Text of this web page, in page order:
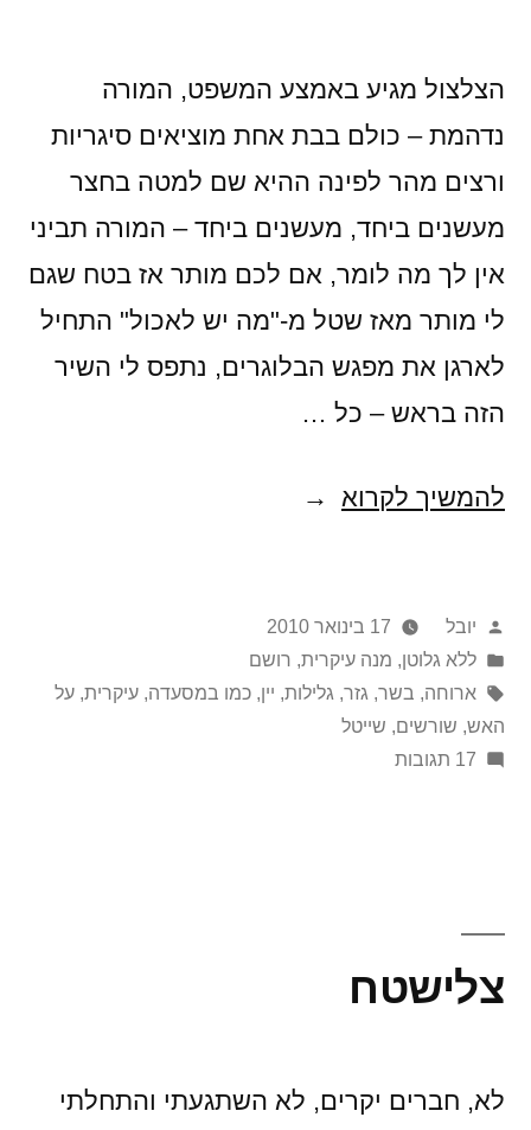
הצלצול מגיע באמצע המשפט, המורה
נדהמת – כולם בבת אחת מוציאים סיגריות
ורצים מהר לפינה ההיא שם למטה בחצר
מעשנים ביחד, מעשנים ביחד – המורה תביני
אין לך מה לומר, אם לכם מותר אז בטח שגם
לי מותר מאז שטל מ-"מה יש לאכול" התחיל
לארגן את מפגש הבלוגרים, נתפס לי השיר
הזה בראש – כל …
להמשיך לקרוא מבשלים
פורסם
על
ידי
יובל
17 בינואר 2010
Posted
in
ללא גלוטן, מנה עיקרית, רושם
תגיות:
ארוחה, בשר, גזר, גלילות, יין, כמו במסעדה, עיקרית, על
האש, שורשים, שייטל
17 תגובות
על
צלישטח
לא, חברים יקרים, לא השתגעתי והתחלתי